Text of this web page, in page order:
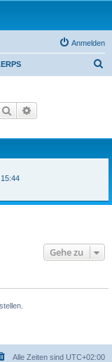
Anmelden
Suche
Gehe zu
Alle Zeiten sind UTC+02:00